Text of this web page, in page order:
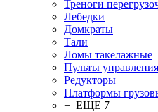
Треноги
Лебедки
Домкраты
Тали
Ломы такелажные
Пульты управления
Редукторы
Платформы
+ ЕЩЕ 7